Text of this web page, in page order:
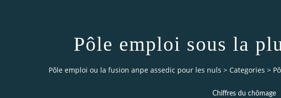
Pôle emploi sous la
Pôle emploi ou la fusion anpe assedic pour les nuls > Categories >
Chiffres du chômage